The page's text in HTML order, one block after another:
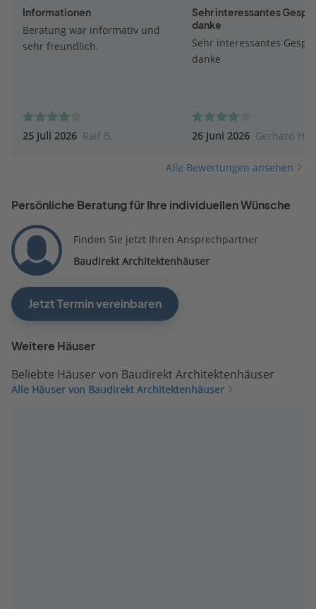
Informationen
Beratung war informativ und
sehr freundlich.
25 Juli 2026 Ralf B.
Sehr interessantes
danke
Sehr interessantes
danke
26 Juni 2026 Gerhard H.
Alle Bewertungen ansehen
Persönliche Beratung für Ihre individuellen Wünsche
Finden Sie jetzt Ihren Ansprechpartner
Baudirekt Architektenhäuser
Jetzt Termin vereinbaren
Weitere Häuser
Beliebte Häuser von Baudirekt Architektenhäuser
Alle Häuser von Baudirekt Architektenhäuser